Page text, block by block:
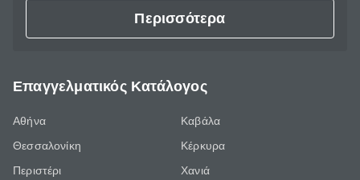
Περισσότερα
Επαγγελματικός Κατάλογος
Αθήνα
Θεσσαλονίκη
Περιστέρι
Καβάλα
Κέρκυρα
Χανιά